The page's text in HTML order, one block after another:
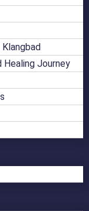
Klangbad
Healing Journey